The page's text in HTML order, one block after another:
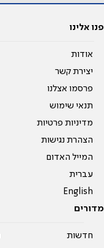
פנו אלינו
אודות
יצירת קשר
פרסמו אצלנו
תנאי שימוש
מדיניות פרטיות
הצהרת נגישות
המייל האדום
עברית
English
מדורים
חדשות